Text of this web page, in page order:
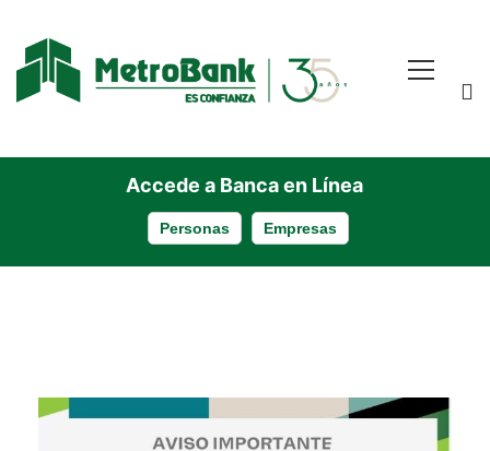
Accede a Banca en Línea
Personas Empresas
Ajustes